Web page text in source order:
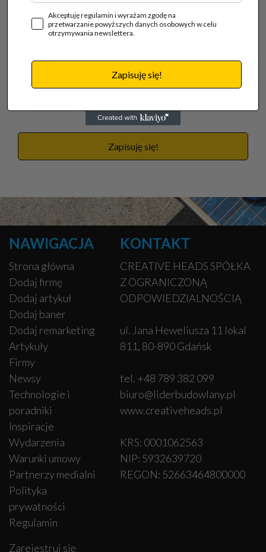
Akceptuję regulamin i wyrażam zgodę na przetwarzanie
Zapisuję się!
NAWIGACJA
Strona główna
Dodaj firmę
Dodaj artykuł
Dodaj baner
Dodaj remarketing
Artykuły
Firmy
Newsy
Technologie i
poradniki
Inspiracje
Wydarzenia
Warunki umowy
Partnerzy medialni
Polityka
prywatności
Regulamin
Zarejestruj się
KONTAKT
CREATIVE HEADS SPÓŁKA
Z OGRANICZONĄ
ODPOWIEDZIALNOŚCIĄ
ul. Jana Heweliusza 11 lokal
811, 80-890 Gdańsk
tel. +48 789 382 099
biuro@liderbudowlany.pl
www.creativeheads.pl
KRS: 0001062563
NIP: 5932639720
REGON: 52663464800000
Akceptuję regulamin i wyrażam zgodę na
przetwarzanie powyższych danych osobowych w celu
otrzymywania newslettera.
Zapisuję się!